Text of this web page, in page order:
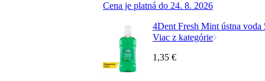
Cena je platná do 24. 8. 2026
4Dent Fresh Mint ústna voda
Viac z kategórie
1,35 €